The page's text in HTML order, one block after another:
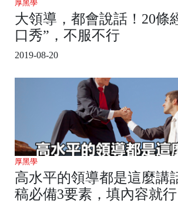
厚黑學
大領導，都會說話！20條
口秀”，不服不行
2019-08-20
厚黑學
高水平的領導都是這麼講
稿必備3要素，填內容就行